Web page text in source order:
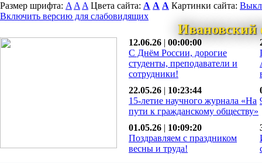
Размер шрифта: A A A Цвета сайта: A A A Картинки сайта: Выкл
Включить версию для слабовидящих
12.06.26 | 00:00:00
С Днём России, дорогие
студенты, преподаватели и
сотрудники!
22.05.26 | 10:23:44
15-летие научного журнала «На
пути к гражданскому обществу»
01.05.26 | 10:09:20
Поздравляем с праздником
весны и труда!